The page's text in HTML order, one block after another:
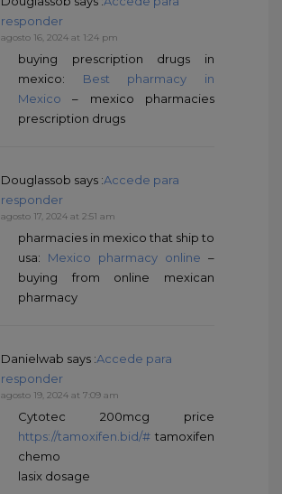
responder
agosto 16, 2024 at 1:24 pm
buying prescription drugs in
mexico: Best pharmacy in
Mexico – mexico pharmacies
prescription drugs
Douglassob says :Accede para
responder
agosto 17, 2024 at 2:51 am
pharmacies in mexico that ship to
usa: Mexico pharmacy online –
buying from online mexican
pharmacy
Danielwab says :Accede para
responder
agosto 19, 2024 at 7:09 am
Cytotec 200mcg price
https://tamoxifen.bid/# tamoxifen
chemo
lasix dosage